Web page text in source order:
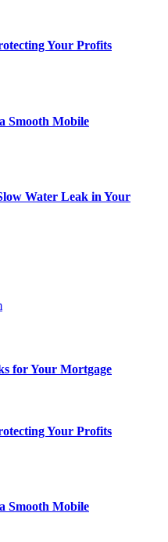
Your Profits
Smooth Mobile
Water Leak in Your
for Your Mortgage
Your Profits
Smooth Mobile